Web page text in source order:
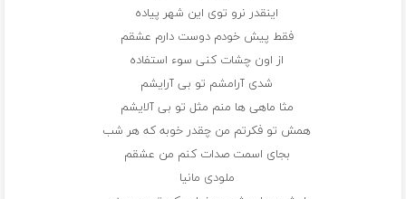
اینقدر نرو توی این شهر پیاده
فقط پیش خودم دوست دارم عشقم
از اون چشات کنی سوء استفاده
شدی آرامشم تو بی آرایشم
مثا ماهی ها منم مثل تو بی آلایشم
همش تو فکرتم من چقدر خوبه که هر شب
بجای اسمت صدات کنم من عشقم
ملودی مانیا